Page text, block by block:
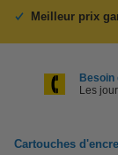
Meilleur prix
Besoin
Les
Cartouches d'encre